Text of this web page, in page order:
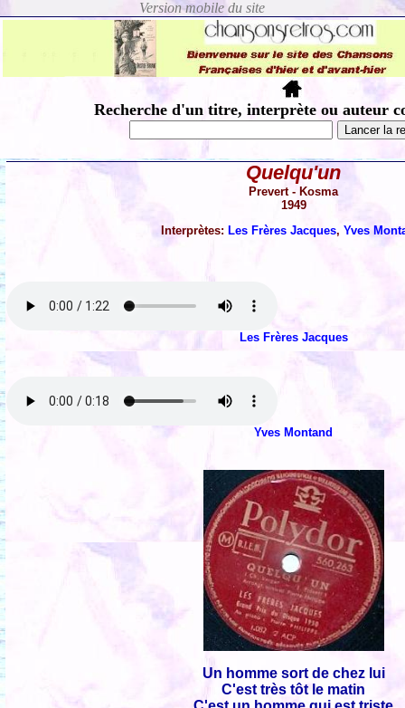
Recherche d'un titre, interprète ou auteur
Quelqu'un
Prevert - Kosma
1949
Interprètes: Les Frères Jacques,Yves
Les Frères Jacques
Yves Montand
Un homme sort de chez lui
C'est très tôt le matin